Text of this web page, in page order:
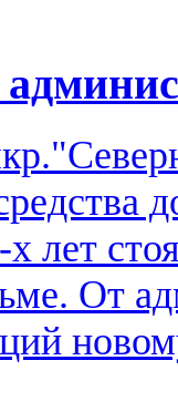
х лет
От